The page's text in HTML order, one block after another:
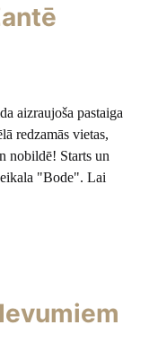
aizraujoša pastaiga
redzamās vietas,
nobildē! Starts un
"Bode". Lai